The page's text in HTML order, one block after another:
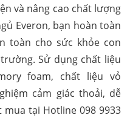
và nâng cao chất lượng
Everon, bạn hoàn toàn
toàn cho sức khỏe con
Sử dụng chất liệu
foam, chất liệu vỏ
cảm giác thoải, dễ
tại Hotline 098 9933